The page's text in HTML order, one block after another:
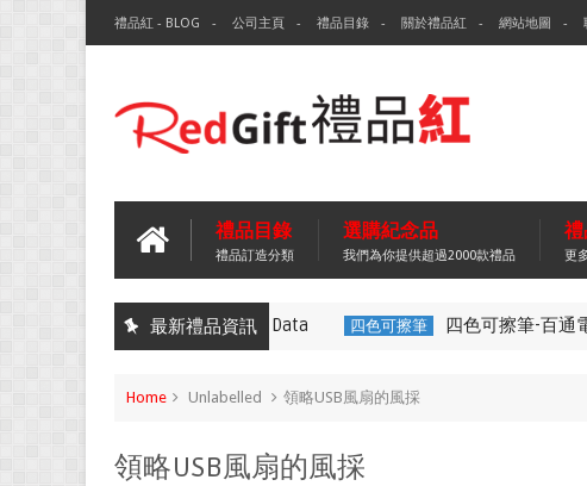
禮品紅 - BLOG 公司主頁 禮品目錄 關於禮品紅 網站地圖
禮品目錄
禮品訂造分類
選購紀念品
我們為你提供超過2000款禮品 更
最新禮品資訊
環保袋-Tech Data 四色可擦筆 四色可擦筆-百通電纜
Home Unlabelled 領略USB風扇的風採
領略USB風扇的風採